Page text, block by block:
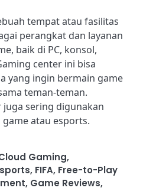
tempat atau fasilitas
perangkat dan layanan
baik di PC, konsol,
center ini bisa
yang ingin bermain game
teman-teman.
sering digunakan
atau esports.
Gaming,
, FIFA, Free-to-Play
, Game Reviews,